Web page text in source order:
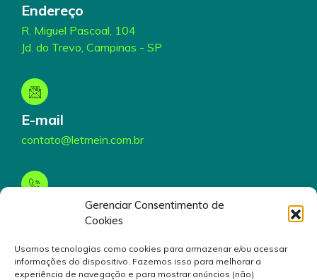
Gerenciar Consentimento de
Cookies
Usamos tecnologias como cookies para armazenar e/ou acessar
informações do dispositivo. Fazemos isso para melhorar a
experiência de navegação e para mostrar anúncios (não)
Endereço
R. Miguel Pascoal, 104
Jd. do Trevo, Campinas - SP
E-mail
contato@letmein.com.br